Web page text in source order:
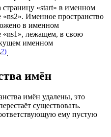
страницу «start» в именном
«ns2». Именное пространство
в именном
«ns1», лежащем, в свою
именном
2).
имён
имён удалены, это
существовать.
ему пустую